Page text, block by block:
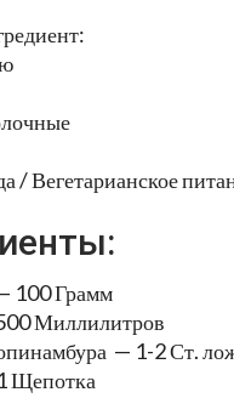
/ Вегетарианское
100 Грамм
Миллилитров
— 1-2 Ст.
Щепотка